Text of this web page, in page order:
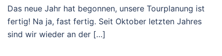
Das neue Jahr hat begonnen, unsere Tourplanung ist
fertig! Na ja, fast fertig. Seit Oktober letzten Jahres
sind wir wieder an der […]